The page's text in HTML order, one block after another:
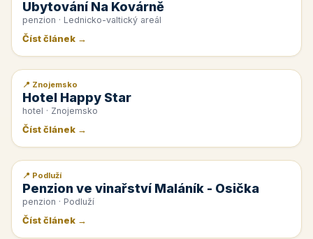
Ubytování Na Kovárně
penzion · Lednicko-valtický areál
Číst článek →
📰 PR článek
📍 Znojemsko
Hotel Happy Star
hotel · Znojemsko
Číst článek →
📰 PR článek
📍 Podluží
Penzion ve vinařství Maláník - Osička
penzion · Podluží
Číst článek →